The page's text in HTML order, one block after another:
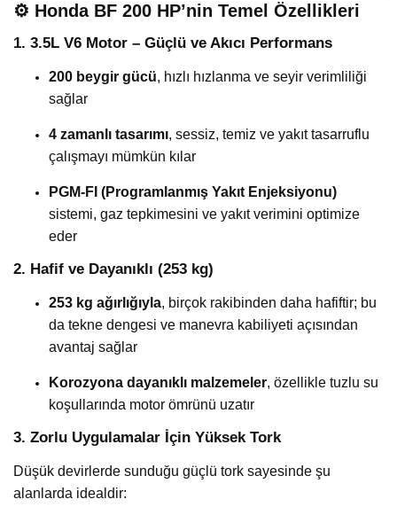
⚙️ Honda BF 200 HP’nin Temel Özellikleri
1. 3.5L V6 Motor – Güçlü ve Akıcı Performans
200 beygir gücü, hızlı hızlanma ve seyir verimliliği
sağlar
4 zamanlı tasarımı, sessiz, temiz ve yakıt tasarruflu
çalışmayı mümkün kılar
PGM-FI (Programlanmış Yakıt Enjeksiyonu)
sistemi, gaz tepkimesini ve yakıt verimini optimize
eder
2. Hafif ve Dayanıklı (253 kg)
253 kg ağırlığıyla, birçok rakibinden daha hafiftir; bu
da tekne dengesi ve manevra kabiliyeti açısından
avantaj sağlar
Korozyona dayanıklı malzemeler, özellikle tuzlu su
koşullarında motor ömrünü uzatır
3. Zorlu Uygulamalar İçin Yüksek Tork
Düşük devirlerde sunduğu güçlü tork sayesinde şu
alanlarda idealdir: